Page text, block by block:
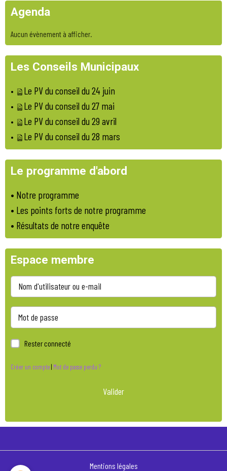
Agenda
Aucun évènement à afficher.
Les Conseils Municipaux
• Le PV du conseil du 24 juin
• Le PV du conseil du 27 mai
• Le PV du conseil du 29 avril
• Le PV du conseil du 28 mars
Le programme d'abord
• Notre programme
• Les points forts de notre programme
• Résultats de notre enquête
Espace membre
Rester connecté
Créer un compte| Mot de passe perdu ?
Valider
Mentions légales